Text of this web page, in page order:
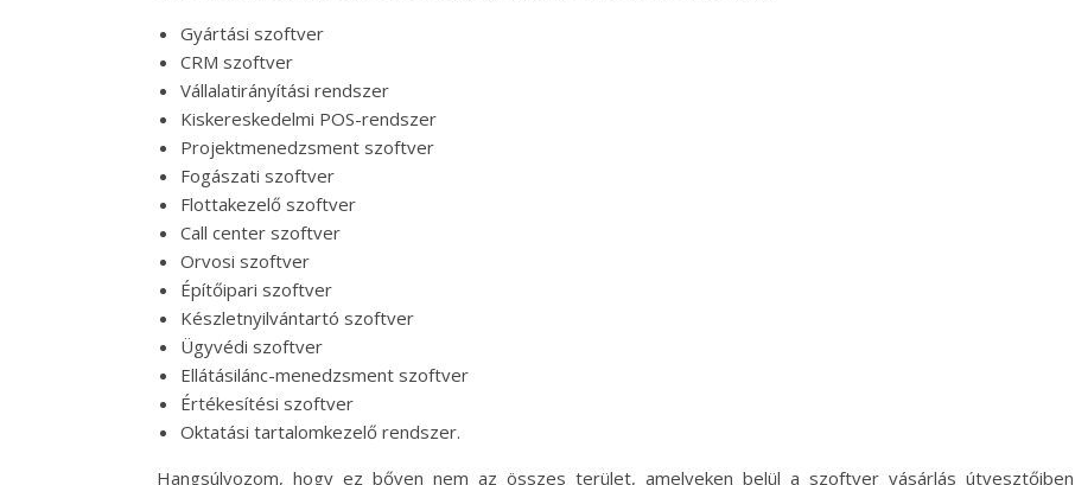
Gyártási szoftver
CRM szoftver
Vállalatirányítási rendszer
Kiskereskedelmi POS-rendszer
Projektmenedzsment szoftver
Fogászati szoftver
Flottakezelő szoftver
Call center szoftver
Orvosi szoftver
Építőipari szoftver
Készletnyilvántartó szoftver
Ügyvédi szoftver
Ellátásilánc-menedzsment szoftver
Értékesítési szoftver
Oktatási tartalomkezelő rendszer.
Hangsúlyozom, hogy ez bőven nem az összes terület, amelyeken belül a szoftver vásárlás útvesztőiben